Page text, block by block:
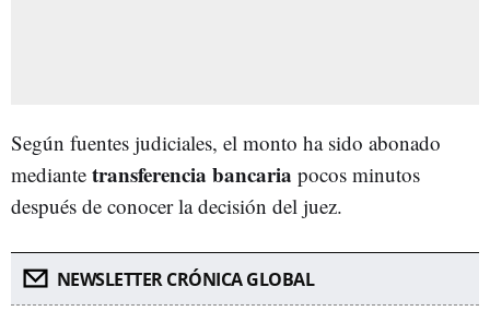
Según fuentes judiciales, el monto ha sido abonado
mediante transferencia bancaria pocos minutos
después de conocer la decisión del juez.
NEWSLETTER CRÓNICA GLOBAL